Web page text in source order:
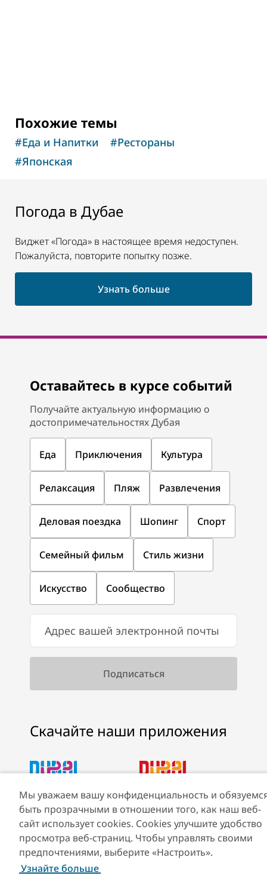
Мы уважаем вашу конфиденциальность и
быть прозрачными в отношении того, как наш веб-
сайт использует cookies. Cookies улучшите удобство
просмотра веб-страниц. Чтобы управлять своими
предпочтениями, выберите «Настроить».
Узнайте больше
Похожие темы
#Еда и Напитки #Рестораны
#Японская
Погода в Дубае
Виджет «Погода» в настоящее время недоступен.
Пожалуйста, повторите попытку позже.
Узнать больше
Оставайтесь в курсе событий
Получайте актуальную информацию о
достопримечательностях Дубая
Еда Приключения Культура
Релаксация Пляж Развлечения
Деловая поездка Шопинг Спорт
Семейный фильм Стиль жизни
Искусство Сообщество
Скачайте наши приложения
Скачать Visit Dubai
App
Скачать приложение
Visit Dubai Calendar